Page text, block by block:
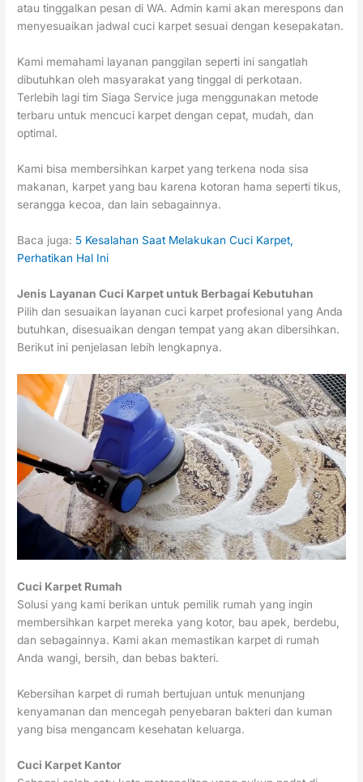
atau tinggalkan pesan di WA. Admin kami akan merespons dan
menyesuaikan jadwal cuci karpet sesuai dengan kesepakatan.
Kami memahami layanan panggilan seperti ini sangatlah
dibutuhkan oleh masyarakat yang tinggal di perkotaan.
Terlebih lagi tim Siaga Service juga menggunakan metode
terbaru untuk mencuci karpet dengan cepat, mudah, dan
optimal.
Kami bisa membersihkan karpet yang terkena noda sisa
makanan, karpet yang bau karena kotoran hama seperti tikus,
serangga kecoa, dan lain sebagainnya.
Baca juga: 5 Kesalahan Saat Melakukan Cuci Karpet,
Perhatikan Hal Ini
Jenis Layanan Cuci Karpet untuk Berbagai Kebutuhan
Pilih dan sesuaikan layanan cuci karpet profesional yang Anda
butuhkan, disesuaikan dengan tempat yang akan dibersihkan.
Berikut ini penjelasan lebih lengkapnya.
Cuci Karpet Rumah
Solusi yang kami berikan untuk pemilik rumah yang ingin
membersihkan karpet mereka yang kotor, bau apek, berdebu,
dan sebagainnya. Kami akan memastikan karpet di rumah
Anda wangi, bersih, dan bebas bakteri.
Kebersihan karpet di rumah bertujuan untuk menunjang
kenyamanan dan mencegah penyebaran bakteri dan kuman
yang bisa mengancam kesehatan keluarga.
Cuci Karpet Kantor